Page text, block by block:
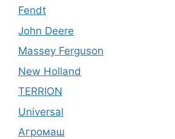
Fendt
John Deere
Massey Ferguson
New Holland
TERRION
Universal
Агромаш